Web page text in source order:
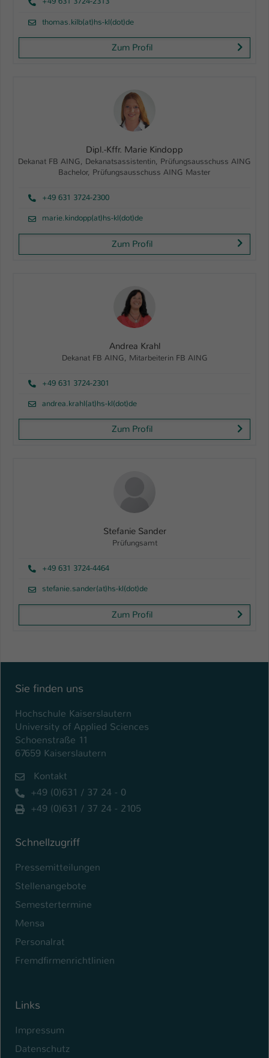
thomas.kilb(at)hs-kl(dot)de
Zum Profil
Dipl.-Kffr. Marie Kindopp
Dekanat FB AING, Dekanatsassistentin, Prüfungsausschuss AING
Bachelor, Prüfungsausschuss AING Master
+49 631 3724-2300
marie.kindopp(at)hs-kl(dot)de
Zum Profil
Andrea Krahl
Dekanat FB AING, Mitarbeiterin FB AING
+49 631 3724-2301
andrea.krahl(at)hs-kl(dot)de
Zum Profil
Stefanie Sander
Prüfungsamt
+49 631 3724-4464
stefanie.sander(at)hs-kl(dot)de
Zum Profil
Sie finden uns
Hochschule Kaiserslautern
University of Applied Sciences
Schoenstraße 11
67659 Kaiserslautern
Kontakt
+49 (0)631 / 37 24 - 0
+49 (0)631 / 37 24 - 2105
Schnellzugriff
Pressemitteilungen
Stellenangebote
Semestertermine
Mensa
Personalrat
Fremdfirmenrichtlinien
Links
Impressum
Datenschutz